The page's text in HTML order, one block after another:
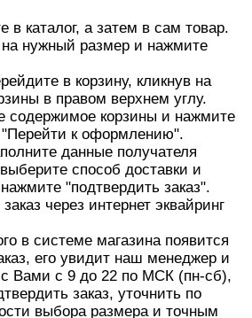
в каталог, а затем в сам товар.
на нужный размер и нажмите
в корзину, кликнув на
в правом верхнем углу.
содержимое корзины и нажмите
"Перейти к оформлению".
данные получателя
способ доставки и
"подтвердить заказ".
через интернет эквайринг
в системе магазина появится
его увидит наш менеджер и
с Вами с 9 до 22 по МСК (пн-сб),
заказ, уточнить по
выбора размера и точным